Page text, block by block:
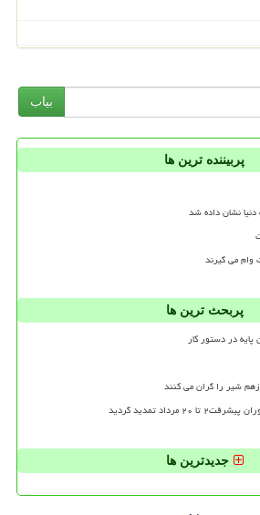
بیاب
پربیننده ترین ها
نشان داده شد
وام می گیرند
پربحث ترین ها
در دستور کار
شیر را گران می کنند
مرداد تمدید گردید
جدیدترین ها